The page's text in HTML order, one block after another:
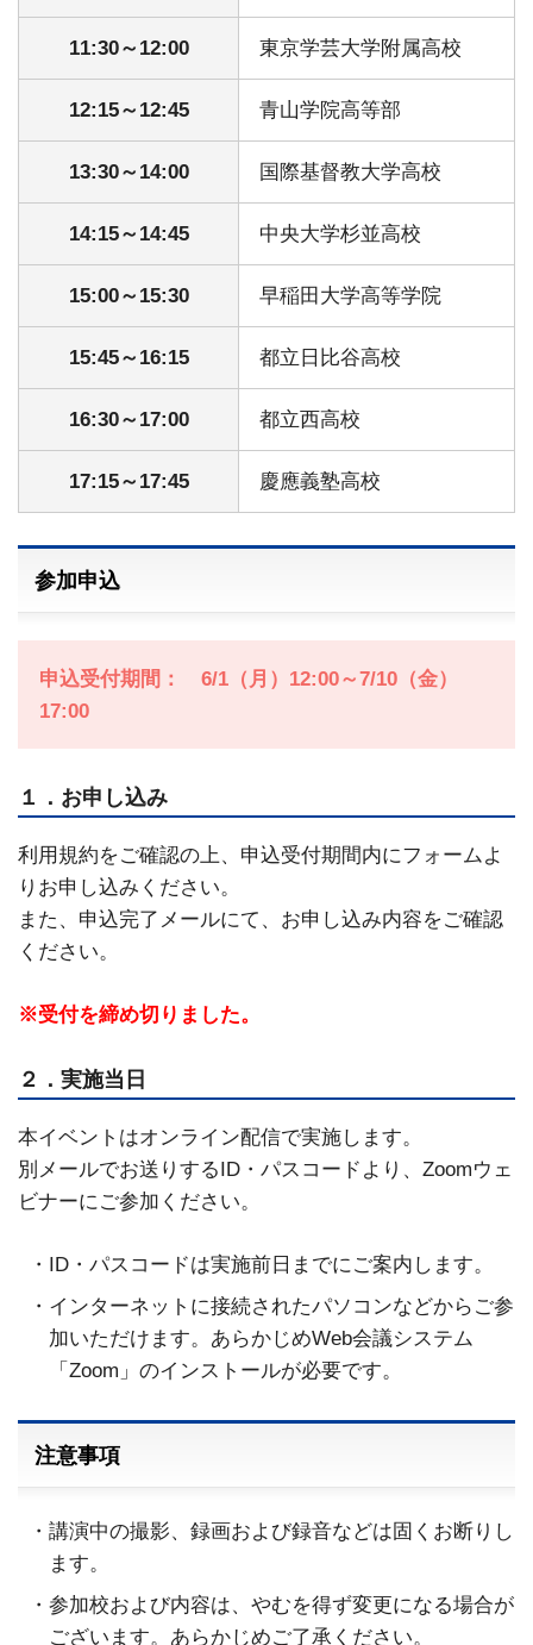
11:30～12:00 東京学芸大学附属高校
12:15～12:45 青山学院高等部
13:30～14:00 国際基督教大学高校
14:15～14:45 中央大学杉並高校
15:00～15:30 早稲田大学高等学院
15:45～16:15 都立日比谷高校
16:30～17:00 都立西高校
17:15～17:45 慶應義塾高校
参加申込
申込受付期間： 6/1（月）12:00～7/10（金）
17:00
１．お申し込み
利用規約をご確認の上、申込受付期間内にフォームよ
りお申し込みください。
また、申込完了メールにて、お申し込み内容をご確認
ください。
※受付を締め切りました。
２．実施当日
本イベントはオンライン配信で実施します。
別メールでお送りするID・パスコードより、Zoomウェ
ビナーにご参加ください。
ID・パスコードは実施前日までにご案内します。
インターネットに接続されたパソコンなどからご参
加いただけます。あらかじめWeb会議システム
「Zoom」のインストールが必要です。
注意事項
講演中の撮影、録画および録音などは固くお断りし
ます。
参加校および内容は、やむを得ず変更になる場合が
ございます。あらかじめご了承ください。